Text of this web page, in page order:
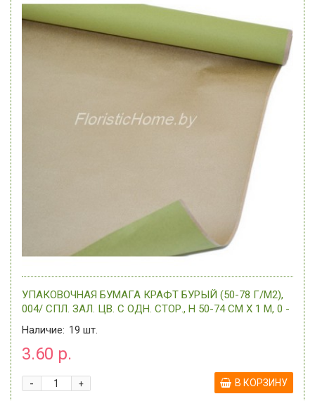
УПАКОВОЧНАЯ БУМАГА КРАФТ БУРЫЙ (50-78 Г/М2),
004/ СПЛ. ЗАЛ. ЦВ. С ОДН. СТОР., H 50-74 СМ Х 1 М, 0 -
Наличие: 19 шт.
3.60 р.
+
- В КОРЗИНУ